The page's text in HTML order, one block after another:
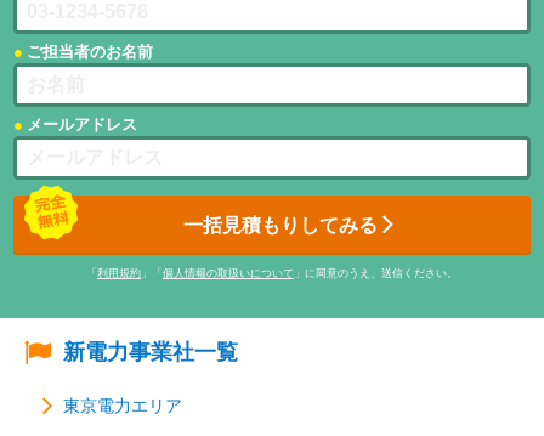
ご担当者のお名前
メールアドレス
一括見積もりしてみる
「 利用規約 」「 個人情報の取扱いについて 」に同意のうえ、送信ください。
新電力事業社一覧
東京電力エリア